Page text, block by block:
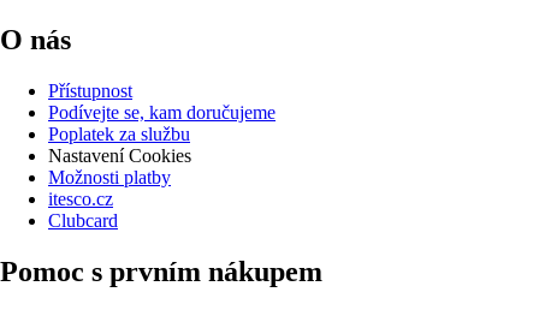
O nás
Přístupnost
Podívejte se, kam doručujeme
Poplatek za službu
Nastavení Cookies
Možnosti platby
itesco.cz
Clubcard
Pomoc s prvním nákupem